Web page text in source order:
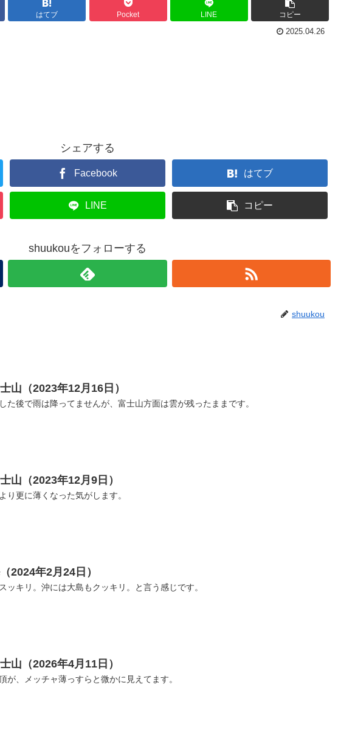
はてブ Pocket LINE コピー
2025.04.26
シェアする
Facebook はてブ
LINE コピー
shuukouをフォローする
shuukou
山（2023年12月16日）
た後で雨は降ってませんが、富士山方面は雲が残ったままです。
山（2023年12月9日）
り更に薄くなった気がします。
2024年2月24日）
ッキリ。沖には大島もクッキリ。と言う感じです。
山（2026年4月11日）
が、メッチャ薄っすらと微かに見えてます。